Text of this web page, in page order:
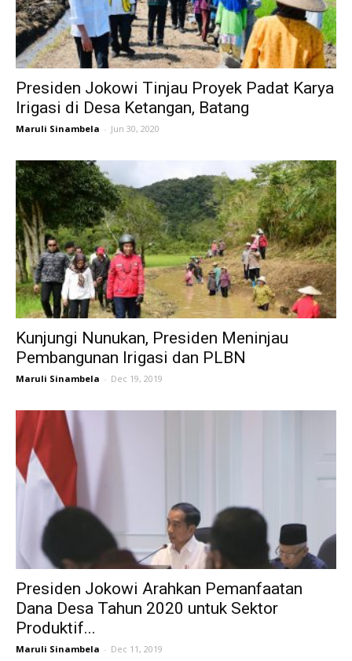
Presiden Jokowi Tinjau Proyek Padat Karya
Irigasi di Desa Ketangan, Batang
Maruli Sinambela - Jun 30, 2020
Kunjungi Nunukan, Presiden Meninjau
Pembangunan Irigasi dan PLBN
Maruli Sinambela - Dec 19, 2019
Presiden Jokowi Arahkan Pemanfaatan
Dana Desa Tahun 2020 untuk Sektor
Produktif...
Maruli Sinambela - Dec 11, 2019